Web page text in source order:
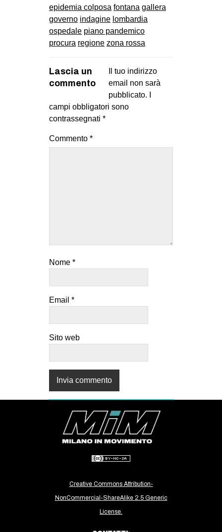
epidemia colposa fontana gallera
governo indagine lombardia
ospedale piano pandemico
procura regione zona rossa
Lascia un
commento
Il tuo indirizzo
email non sarà
pubblicato.
campi obbligatori sono
contrassegnati *
Commento *
Nome *
Email *
Sito web
Creative Commons Attribution-
NonCommercial-ShareAlike 2.5 Generic
License.